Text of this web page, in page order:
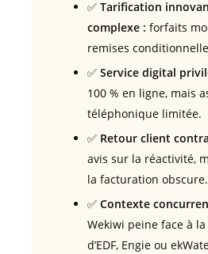
✅ Tarification
complexe : forfaits
remises
✅ Service digital
100 % en ligne, mais
téléphonique limitée.
✅ Retour client
avis sur la réactivité,
la facturation obscure.
✅ Contexte
Wekiwi peine face à
d’EDF, Engie ou